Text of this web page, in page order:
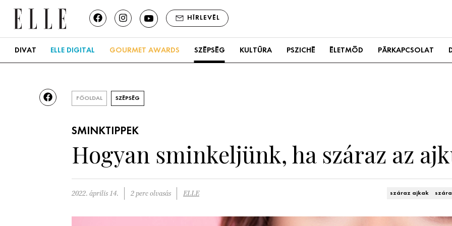
HÍRLEVÉL
DIVAT ELLE DIGITAL GOURMET AWARDS SZÉPSÉG KULTÚRA PSZICHÉ ÉLETMÓD PÁRKAPCSOLAT
FŐOLDAL SZÉPSÉG
SMINKTIPPEK
Hogyan sminkeljünk, ha száraz az
2022. április 14. 2 perc olvasás ELLE száraz ajkak